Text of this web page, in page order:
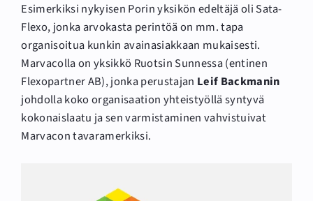
Esimerkiksi nykyisen Porin yksikön edeltäjä oli Sata-
Flexo, jonka arvokasta perintöä on mm. tapa
organisoitua kunkin avainasiakkaan mukaisesti.
Marvacolla on yksikkö Ruotsin Sunnessa (entinen
Flexopartner AB), jonka perustajan Leif Backmanin
johdolla koko organisaation yhteistyöllä syntyvä
kokonaislaatu ja sen varmistaminen vahvistuivat
Marvacon tavaramerkiksi.